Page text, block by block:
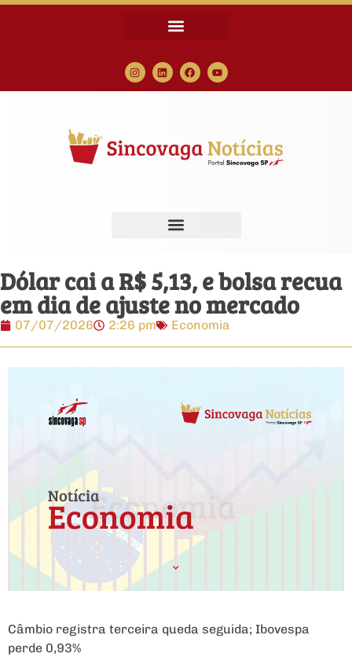
Dólar cai a R$ 5,13, e bolsa recua
em dia de ajuste no mercado
07/07/2026 2:26 pm Economia
Câmbio registra terceira queda seguida; Ibovespa
perde 0,93%